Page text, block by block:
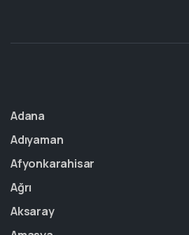
Adana
Adıyaman
Afyonkarahisar
Ağrı
Aksaray